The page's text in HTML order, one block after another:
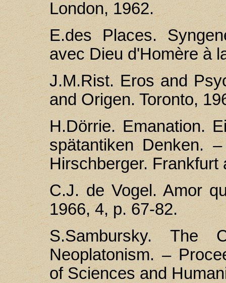
London, 1962.
E.des Places.
avec Dieu d'Homère à
J.M.Rist. Eros and
and Origen. Toronto,
H.Dörrie. Emanation.
spätantiken Denken.
Hirschberger. Frankfurt
C.J. de Vogel. Amor
1966, 4, p. 67-82.
S.Sambursky.
Neoplatonism. –
of Sciences and